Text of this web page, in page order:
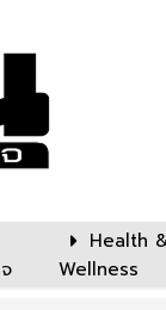
Health
Wellness